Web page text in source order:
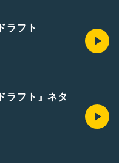
ラフト
ラフト』ネタ